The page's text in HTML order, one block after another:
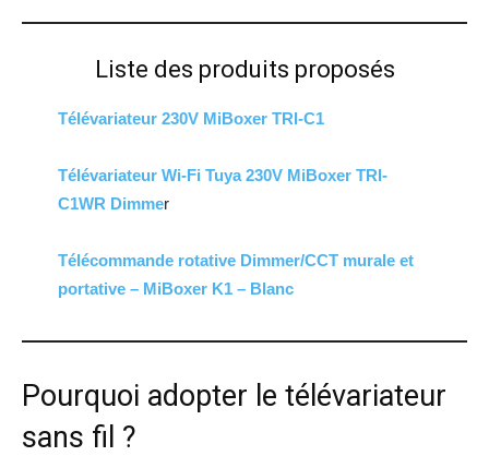
Liste des produits proposés
Télévariateur 230V MiBoxer TRI-C1
Télévariateur Wi-Fi Tuya 230V MiBoxer TRI-
C1WR Dimmer
Télécommande rotative Dimmer/CCT murale et
portative – MiBoxer K1 – Blanc
Pourquoi adopter le télévariateur
sans fil ?